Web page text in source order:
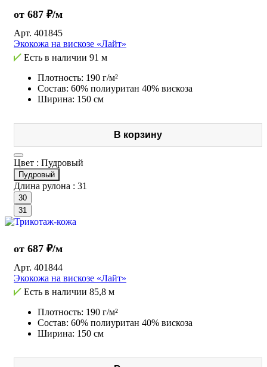
от 687 ₽/м
Арт. 401845
Экокожа на вискозе «Лайт»
Есть в наличии 91 м
Плотность: 190 г/м²
Состав: 60% полиуритан 40% вискоза
Ширина: 150 см
В корзину
Цвет : Пудровый
Пудровый
Длина рулона : 31
30
31
от 687 ₽/м
Арт. 401844
Экокожа на вискозе «Лайт»
Есть в наличии 85,8 м
Плотность: 190 г/м²
Состав: 60% полиуритан 40% вискоза
Ширина: 150 см